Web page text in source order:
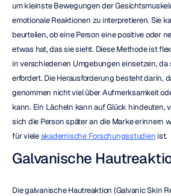
um kleinste Bewegungen der
emotionale Reaktionen zu interpretieren. Sie
beurteilen, ob eine Person eine positive oder
etwas hat, das sie sieht. Diese Methode ist
in verschiedenen Umgebungen einsetzen, da
erfordert. Die Herausforderung besteht darin,
genommen nicht viel über Aufmerksamkeit
kann. Ein Lächeln kann auf Glück hindeuten,
sich die Person später an die Marke erinnern
für viele akademische Forschungsstudien ist.
Galvanische
Die galvanische Hautreaktion (Galvanic Skin